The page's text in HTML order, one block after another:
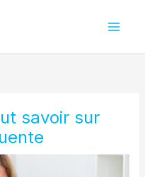
savoir sur